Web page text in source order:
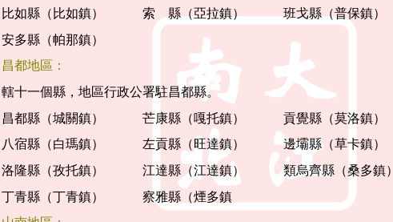
比如縣（比如鎮） 索 縣（亞拉鎮） 班戈縣（普保鎮）
安多縣（帕那鎮）
昌都地區：
轄十一個縣，地區行政公署駐昌都縣。
昌都縣（城關鎮） 芒康縣（嘎托鎮） 貢覺縣（莫洛鎮）
八宿縣（白瑪鎮） 左貢縣（旺達鎮） 邊壩縣（草卡鎮）
洛隆縣（孜托鎮） 江達縣（江達鎮） 類烏齊縣（桑多鎮）
丁青縣（丁青鎮） 察雅縣（煙多鎮